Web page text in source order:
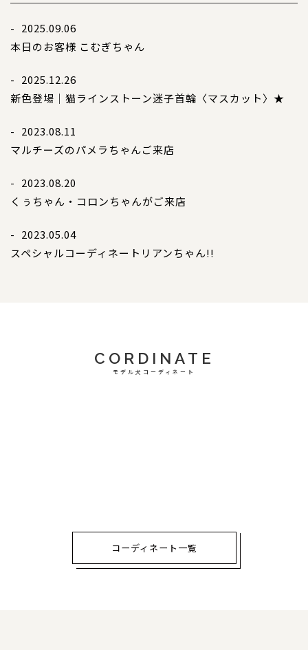
- 2025.09.06
本日のお客様 こむぎちゃん
- 2025.12.26
新色登場｜猫ラインストーン迷子首輪〈マスカット〉★
- 2023.08.11
マルチーズのパメラちゃんご来店
- 2023.08.20
くぅちゃん・コロンちゃんがご来店
- 2023.05.04
スペシャルコーディネート リアンちゃん!!
CORDINATE
モデル犬コーディネート
コーディネート一覧